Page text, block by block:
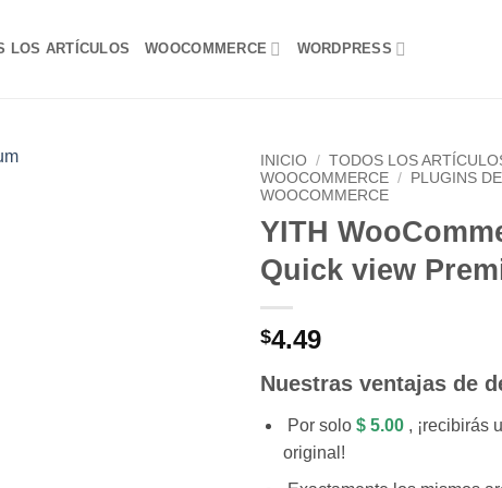
LOS ARTÍCULOS WOOCOMMERCE WORDPRESS
INICIO / TODOS LOS
WOOCOMMERCE /
PLUGINS DE
WOOCOMMERCE
YITH
Quick view
$4.49
Nuestras ventajas de
Por solo $ 5.00 , ¡recibirás
original!